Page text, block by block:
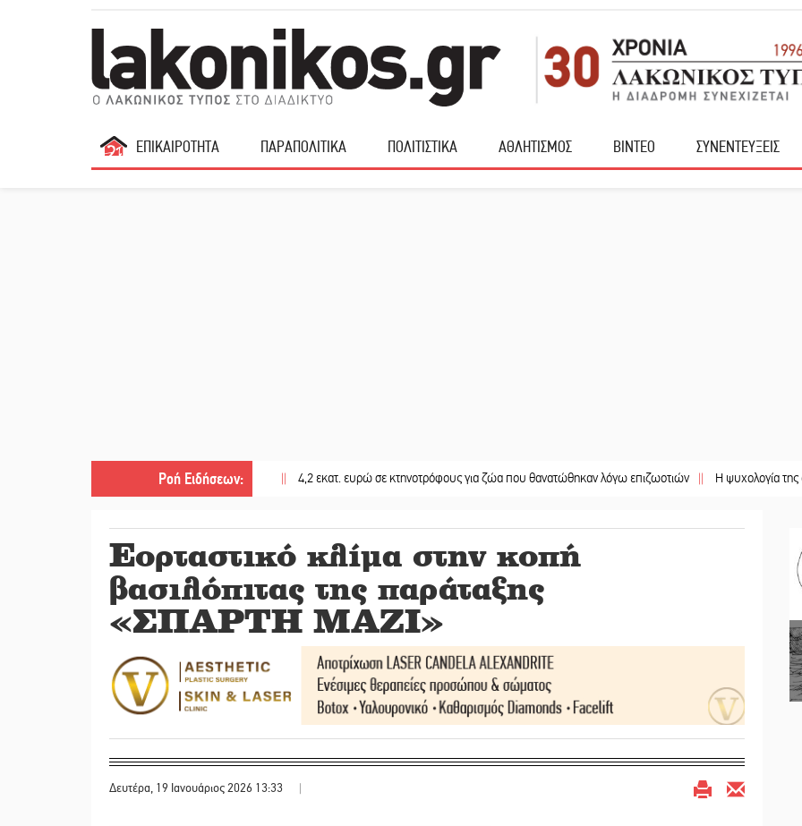
ΕΠΙΚΑΙΡΟΤΗΤΑ ΠΑΡΑΠΟΛΙΤΙΚΑ ΠΟΛΙΤΙΣΤΙΚΑ ΑΘΛΗΤΙΣΜΟΣ ΒΙΝΤΕΟ ΣΥΝΕΝΤΕΥΞΕΙΣ
Ροή Ειδήσεων:
|| 4,2 εκατ. ευρώ σε κτηνοτρόφους για ζώα που θανατώθηκαν λόγω επιζωοτιών || Η ψυχολογία της ανατροπής
Εορταστικό κλίμα στην κοπή
βασιλόπιτας της παράταξης
«ΣΠΑΡΤΗ ΜΑΖΙ»
Δευτέρα, 19 Ιανουάριος 2026 13:33 |